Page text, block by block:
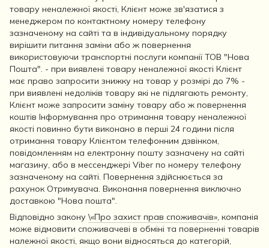
товару неналежної якості, Клієнт може зв'язатися з
менеджером по контактному номеру телефону
зазначеному на сайті та в індивідуальному порядку
вирішити питання заміни або ж повернення
використовуючи транспортні послуги компанії ТОВ "Нова
Пошта". - при виявлені товару неналежної якості Клієнт
має право запросити знижку на товар у розмірі до 7% -
при виявлені недоліків товару які не підлягають ремонту,
Клієнт може запросити заміну товару або ж повернення
коштів Інформування про отримання товару неналежної
якості повинно бути виконано в перші 24 години після
отримання товару Клієнтом телефонним дзвінком,
повідомленням на електронну пошту зазначену на сайті
магазину, або в мессенджері Viber по номеру телефону
зазначеному на сайті. Повернення здійснюється за
рахунок Отримувача. Виконання повернення виключно
доставкою "Нова пошта".
Відповідно закону\«Про захист прав споживачів», компанія
може відмовити споживачеві в обміні та поверненні товарів
належної якості, якщо вони відносяться до категорій,